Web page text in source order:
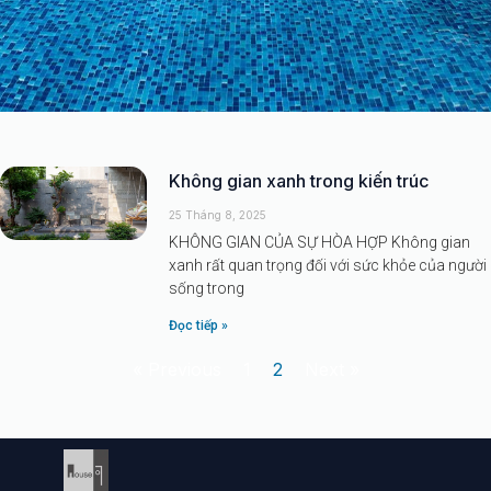
The House Of Studio
Không gian xanh trong kiến trúc
25 Tháng 8, 2025
KHÔNG GIAN CỦA SỰ HÒA HỢP Không gian
xanh rất quan trọng đối với sức khỏe của người
sống trong
Đọc tiếp »
PagePage
2